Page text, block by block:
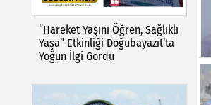
“Hareket Yaşını Öğren, Sağlıklı
Yaşa” Etkinliği Doğubayazıt’ta
Yoğun İlgi Gördü